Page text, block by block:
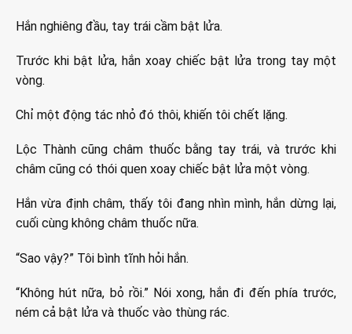
Hắn nghiêng đầu, tay trái cầm bật lửa.
Trước khi bật lửa, hắn xoay chiếc bật lửa trong tay một
vòng.
Chỉ một động tác nhỏ đó thôi, khiến tôi chết lặng.
Lộc Thành cũng châm thuốc bằng tay trái, và trước khi
châm cũng có thói quen xoay chiếc bật lửa một vòng.
Hắn vừa định châm, thấy tôi đang nhìn mình, hắn dừng lại,
cuối cùng không châm thuốc nữa.
“Sao vậy?” Tôi bình tĩnh hỏi hắn.
“Không hút nữa, bỏ rồi.” Nói xong, hắn đi đến phía trước,
ném cả bật lửa và thuốc vào thùng rác.